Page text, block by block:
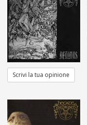
Scrivi la tua opinione